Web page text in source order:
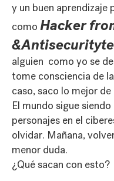
y un buen
como Hacker
alguien como yo se
tome consciencia de
caso, saco lo mejor
El mundo sigue
personajes en el
olvidar. Mañana,
menor duda.
¿Qué sacan con esto?